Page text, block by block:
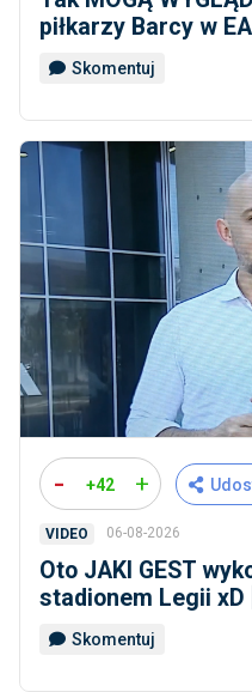
piłkarzy Barcy w
Skomentuj
- +42 +
VIDEO 06-08-2026
Oto JAKI GEST
stadionem Legii xD
Skomentuj